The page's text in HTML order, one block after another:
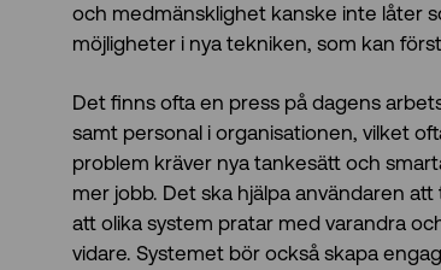
och medmänsklighet kanske inte låter
möjligheter i nya tekniken, som kan
Det finns ofta en press på dagens
samt personal i organisationen, vilket
problem kräver nya tankesätt och
mer jobb. Det ska hjälpa användaren att
att olika system pratar med varandra
vidare. Systemet bör också skapa